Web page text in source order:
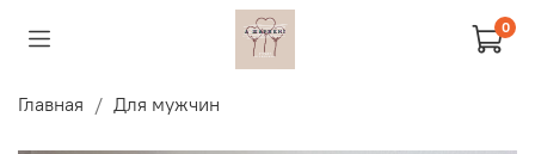
0
Главная Для мужчин